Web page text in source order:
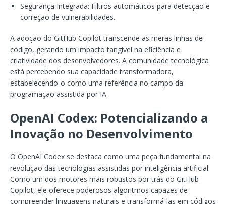
Segurança Integrada: Filtros automáticos para detecção e
correção de vulnerabilidades.
A adoção do GitHub Copilot transcende as meras linhas de
código, gerando um impacto tangível na eficiência e
criatividade dos desenvolvedores. A comunidade tecnológica
está percebendo sua capacidade transformadora,
estabelecendo-o como uma referência no campo da
programação assistida por IA.
OpenAI Codex: Potencializando a
Inovação no Desenvolvimento
O OpenAI Codex se destaca como uma peça fundamental na
revolução das tecnologias assistidas por inteligência artificial.
Como um dos motores mais robustos por trás do GitHub
Copilot, ele oferece poderosos algoritmos capazes de
compreender linguagens naturais e transformá-las em códigos